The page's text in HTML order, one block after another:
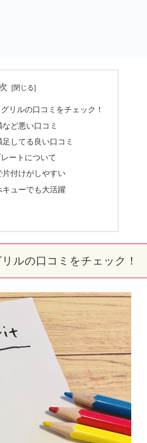
リルの口コミをチェック！
ど悪い口コミ
してる良い口コミ
ートについて
付けがしやすい
ューでも大活躍
ルの口コミをチェック！